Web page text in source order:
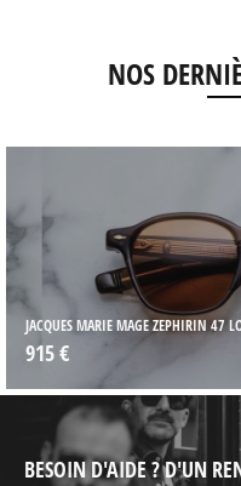
NOS
BESOIN D'AIDE ? D'UN